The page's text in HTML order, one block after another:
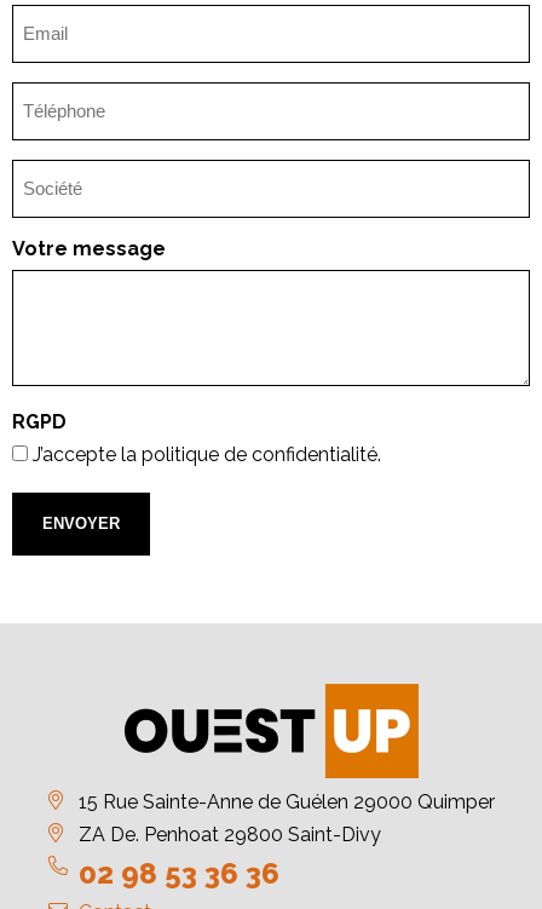
mail
(Nécessaire)
(Nécessaire)
Votre message
RGPD
J’accepte la politique de confidentialité.
15 Rue Sainte-Anne de Guélen 29000 Quimper
ZA De. Penhoat 29800 Saint-Divy
02 98 53 36 36